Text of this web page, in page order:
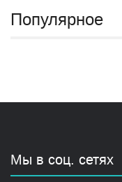
Популярное
Мы в соц. сетях